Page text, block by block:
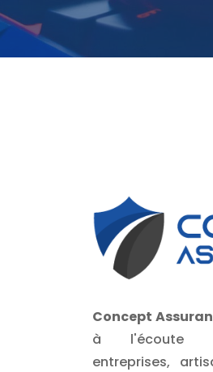
Concept
à l'écoute
entreprises,